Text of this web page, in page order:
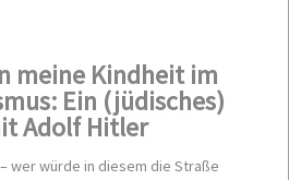
meine Kindheit im
Ein (jüdisches)
Adolf Hitler
wer würde in diesem die Straße